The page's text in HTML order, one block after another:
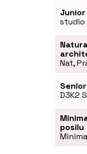
studio
Nat,
D3K2
posilu